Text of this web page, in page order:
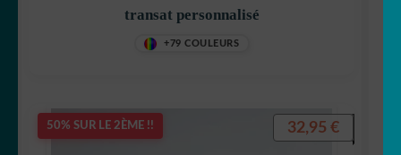
transat personnalisé
+79 COULEURS
50% SUR LE 2ÈME !! 32,95 €